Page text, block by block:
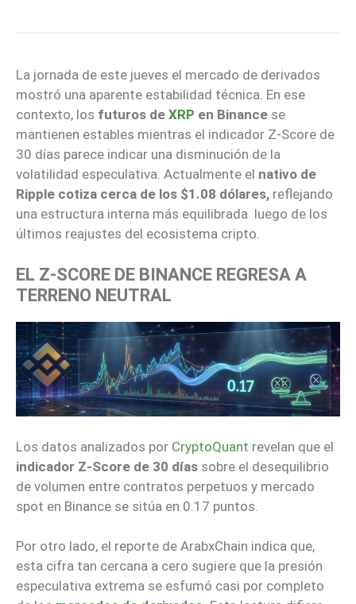
La jornada de este jueves el mercado de derivados
mostró una aparente estabilidad técnica. En ese
contexto, los futuros de XRP en Binance se
mantienen estables mientras el indicador Z-Score de
30 días parece indicar una disminución de la
volatilidad especulativa. Actualmente el nativo de
Ripple cotiza cerca de los $1.08 dólares, reflejando
una estructura interna más equilibrada luego de los
últimos reajustes del ecosistema cripto.
EL Z-SCORE DE BINANCE REGRESA A
TERRENO NEUTRAL
Los datos analizados por CryptoQuant revelan que el
indicador Z-Score de 30 días sobre el desequilibrio
de volumen entre contratos perpetuos y mercado
spot en Binance se sitúa en 0.17 puntos.
Por otro lado, el reporte de ArabxChain indica que,
esta cifra tan cercana a cero sugiere que la presión
especulativa extrema se esfumó casi por completo